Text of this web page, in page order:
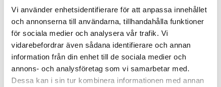
Vi använder enhetsidentifierare för att anpassa innehållet
och annonserna till användarna, tillhandahålla funktioner
för sociala medier och analysera vår trafik. Vi
vidarebefordrar även sådana identifierare och annan
information från din enhet till de sociala medier och
annons- och analysföretag som vi samarbetar med.
Dessa kan i sin tur kombinera informationen med annan
salthalt, resistivitet samt temperatur. Två modeller finns antingen
IP67 vattentät med prob, eller en modell med standard BNC
anslutning som inte är vattentät.
9,620.00kr–10,800.00krPrisintervall:
9,620.00 kr
till
10,800.00 kr
LÄS MER